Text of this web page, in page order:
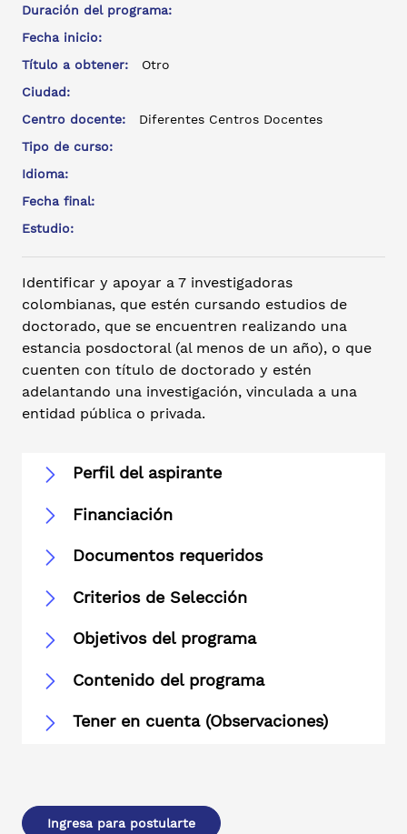
Duración del programa:
Fecha inicio:
Título a obtener:
Otro
Ciudad:
Centro docente:
Diferentes Centros Docentes
Tipo de curso:
Idioma:
Fecha final:
Estudio:
Identificar y apoyar a 7 investigadoras
colombianas, que estén cursando estudios de
doctorado, que se encuentren realizando una
estancia posdoctoral (al menos de un año), o que
cuenten con título de doctorado y estén
adelantando una investigación, vinculada a una
entidad pública o privada.
Perfil del aspirante
Financiación
Documentos requeridos
Criterios de Selección
Objetivos del programa
Contenido del programa
Tener en cuenta (Observaciones)
Ingresa para postularte